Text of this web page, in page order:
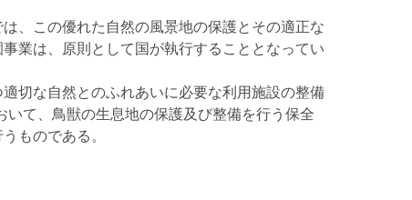
、この優れた自然の風景地の保護とその適正な
業は、原則として国が執行することとなってい
切な自然とのふれあいに必要な利用施設の整備
て、鳥獣の生息地の保護及び整備を行う保全
ものである。